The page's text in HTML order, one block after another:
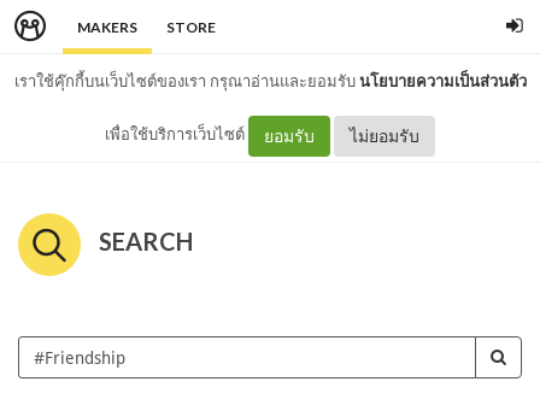
MAKERS STORE
เราใช้คุ๊กกี้บนเว็บไซต์ของเรา กรุณาอ่านและยอมรับนโยบายความเป็นส่วนตัว
เพื่อใช้บริการเว็บไซต์ ยอมรับ ไม่ยอมรับ
SEARCH